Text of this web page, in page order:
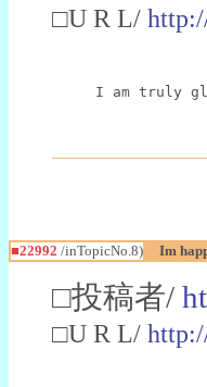
□U R L/
I am truly
■22992 /inTopicNo.8) Im
□投稿者/
□U R L/